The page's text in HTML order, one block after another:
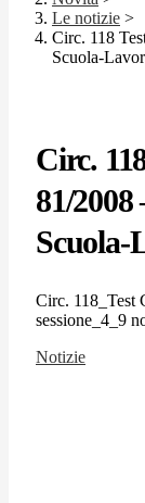
Le notizie >
Circ. 118
Scuola-
Circ.
81/
Scuola-
Circ. 118_Test
sessione_4_9
Notizie